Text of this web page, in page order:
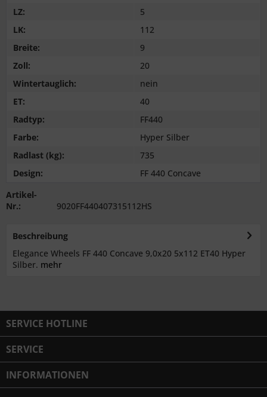
LZ:
5
LK:
112
Breite:
9
Zoll:
20
Wintertauglich:
nein
ET:
40
Radtyp:
FF440
Farbe:
Hyper Silber
Radlast (kg):
735
Design:
FF 440 Concave
Artikel-
Nr.:
9020FF440407315112HS
Beschreibung
Elegance Wheels FF 440 Concave 9,0x20 5x112 ET40 Hyper
Silber. mehr
SERVICE HOTLINE
SERVICE
INFORMATIONEN